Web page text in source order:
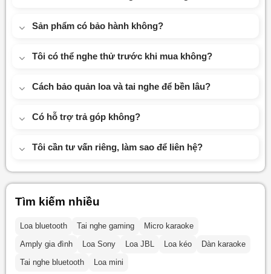
Sản phẩm có bảo hành không?
Tôi có thể nghe thử trước khi mua không?
Cách bảo quản loa và tai nghe để bền lâu?
Có hỗ trợ trả góp không?
Tôi cần tư vấn riêng, làm sao để liên hệ?
Tìm kiếm nhiều
Loa bluetooth Tai nghe gaming
Micro karaoke
Amply gia đình
Loa Sony Loa JBL Loa kéo
Dàn karaoke
Tai nghe bluetooth
Loa mini